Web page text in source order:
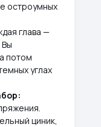
остроумных
глава —
Вы
потом
углах
циник,